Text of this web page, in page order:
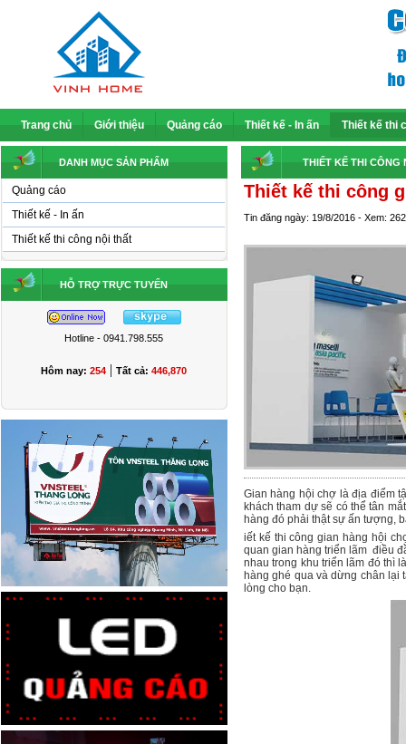
Trang chủ Giới thiệu Quảng cáo Thiết kế - In ấn Thiết kế thi
DANH MỤC SẢN PHẨM
Quảng cáo
Thiết kế - In ấn
Thiết kế thi công nội thất
HỖ TRỢ TRỰC TUYẾN
Hotline - 0941.798.555
Hôm nay: 254 | Tất cả: 446,870
THIẾT KẾ THI CÔNG
Thiết kế thi công
Tin đăng ngày: 19/8/2016 - Xem:
Gian hàng hội chợ là địa điểm
khách tham dự sẽ có thể tân
hàng đó phải thật sự ấn tượng,
iết kế thi công gian hàng hội
quan gian hàng triển lãm điều
nhau trong khu triển lãm đó thì
hàng ghé qua và dừng chân lại
lòng cho bạn.